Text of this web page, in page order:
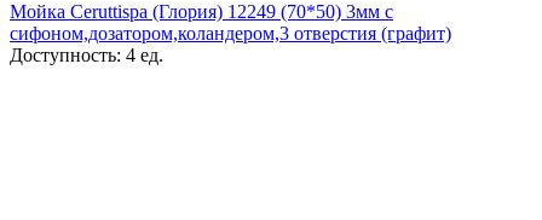
Мойка Ceruttispa (Глория) 12249 (70*50) 3мм с
сифоном,дозатором,коландером,3 отверстия (графит)
Доступность: 4 ед.